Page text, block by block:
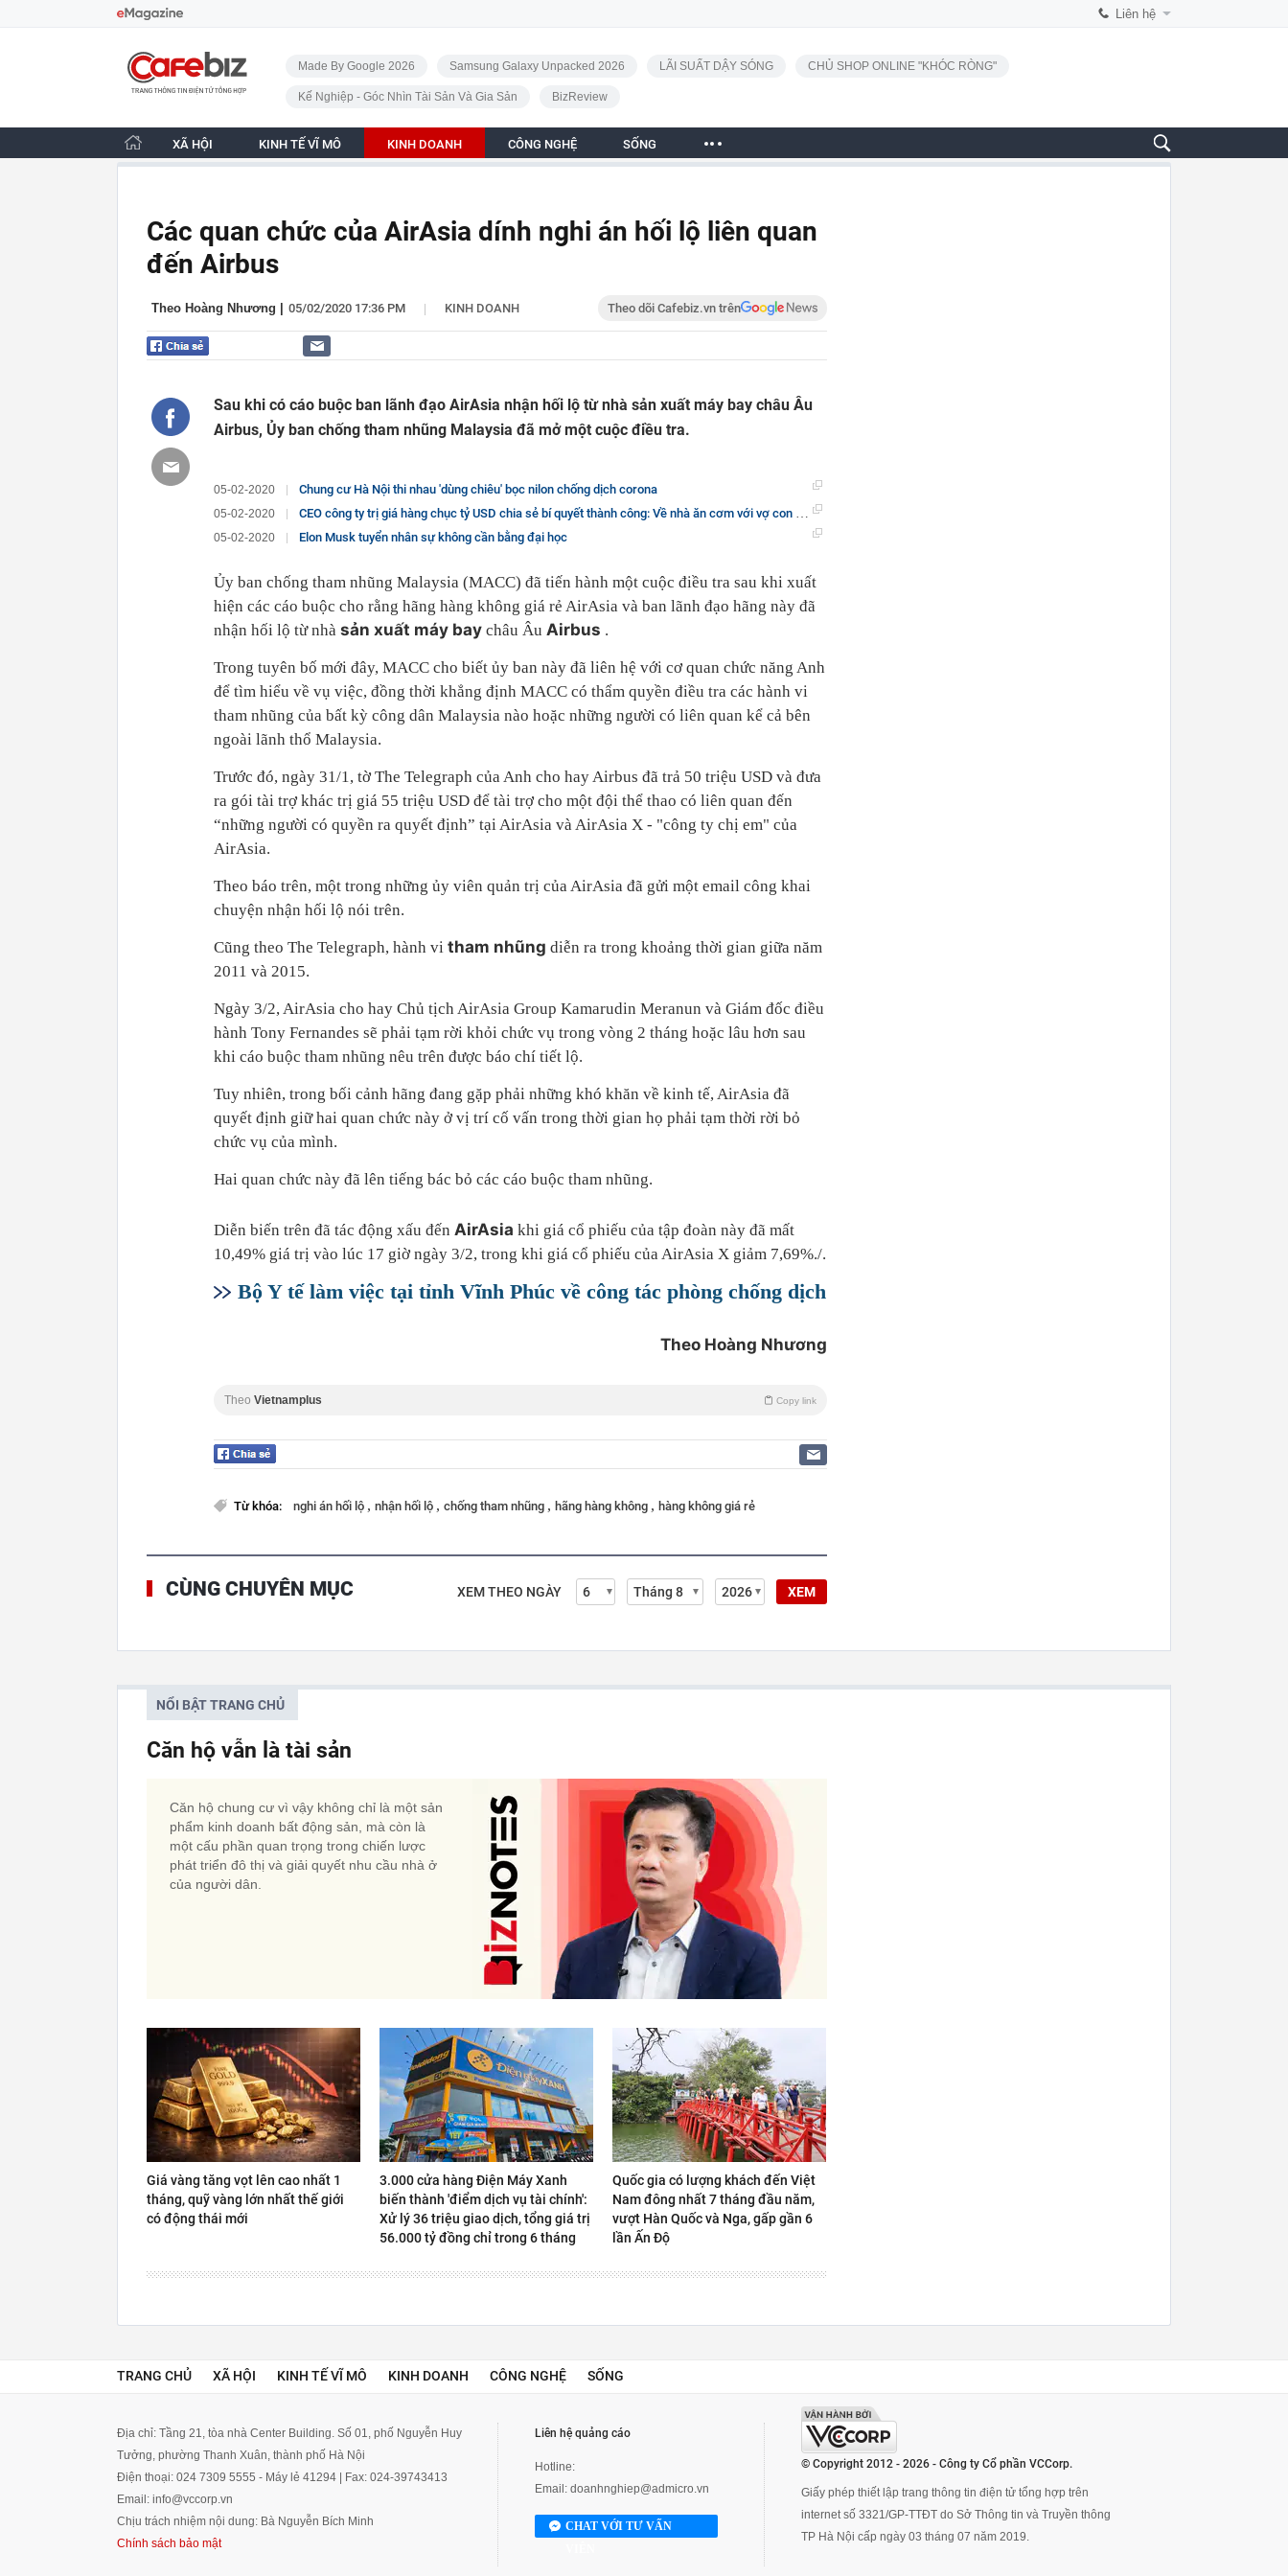
Liên hệ
CafeBiz - Trang chủ
Made By Google 2026 Samsung Galaxy Unpacked 2026 LÃI SUẤT DẬY SÓNG CHỦ SHOP ONLINE "KHÓC RÒNG"
Kế Nghiệp - Góc Nhìn Tài Sản Và Gia Sản BizReview
XÃ HỘI KINH TẾ VĨ MÔ KINH DOANH CÔNG NGHỆ SỐNG
Các quan chức của AirAsia dính nghi án hối lộ liên quan
đến Airbus
Theo Hoàng Nhương 05/02/2020 17:36 PM | KINH DOANH Theo dõi Cafebiz.vn trên
Sau khi có cáo buộc ban lãnh đạo AirAsia nhận hối lộ từ nhà sản xuất máy bay châu Âu
Airbus, Ủy ban chống tham nhũng Malaysia đã mở một cuộc điều tra.
05-02-2020 Chung cư Hà Nội thi nhau 'dùng chiêu' bọc nilon chống dịch corona
05-02-2020 CEO công ty trị giá hàng chục tỷ USD chia sẻ bí quyết thành công: Về nhà ăn cơm với vợ con mỗi tối!
05-02-2020 Elon Musk tuyển nhân sự không cần bằng đại học
Ủy ban chống tham nhũng Malaysia (MACC) đã tiến hành một cuộc điều tra sau khi xuất
hiện các cáo buộc cho rằng hãng hàng không giá rẻ AirAsia và ban lãnh đạo hãng này đã
nhận hối lộ từ nhà sản xuất máy bay châu Âu Airbus .
Trong tuyên bố mới đây, MACC cho biết ủy ban này đã liên hệ với cơ quan chức năng Anh
để tìm hiểu về vụ việc, đồng thời khẳng định MACC có thẩm quyền điều tra các hành vi
tham nhũng của bất kỳ công dân Malaysia nào hoặc những người có liên quan kể cả bên
ngoài lãnh thổ Malaysia.
Trước đó, ngày 31/1, tờ The Telegraph của Anh cho hay Airbus đã trả 50 triệu USD và đưa
ra gói tài trợ khác trị giá 55 triệu USD để tài trợ cho một đội thể thao có liên quan đến
“những người có quyền ra quyết định” tại AirAsia và AirAsia X - "công ty chị em" của
AirAsia.
Theo báo trên, một trong những ủy viên quản trị của AirAsia đã gửi một email công khai
chuyện nhận hối lộ nói trên.
Cũng theo The Telegraph, hành vi tham nhũng diễn ra trong khoảng thời gian giữa năm
2011 và 2015.
Ngày 3/2, AirAsia cho hay Chủ tịch AirAsia Group Kamarudin Meranun và Giám đốc điều
hành Tony Fernandes sẽ phải tạm rời khỏi chức vụ trong vòng 2 tháng hoặc lâu hơn sau
khi cáo buộc tham nhũng nêu trên được báo chí tiết lộ.
Tuy nhiên, trong bối cảnh hãng đang gặp phải những khó khăn về kinh tế, AirAsia đã
quyết định giữ hai quan chức này ở vị trí cố vấn trong thời gian họ phải tạm thời rời bỏ
chức vụ của mình.
Hai quan chức này đã lên tiếng bác bỏ các cáo buộc tham nhũng.
Diễn biến trên đã tác động xấu đến AirAsia khi giá cổ phiếu của tập đoàn này đã mất
10,49% giá trị vào lúc 17 giờ ngày 3/2, trong khi giá cổ phiếu của AirAsia X giảm 7,69%./.
Bộ Y tế làm việc tại tỉnh Vĩnh Phúc về công tác phòng chống dịch
Theo Hoàng Nhương
Theo Vietnamplus Copy link
Từ khóa: nghi án hối lộ , nhận hối lộ , chống tham nhũng , hãng hàng không , hàng không giá rẻ
CÙNG CHUYÊN MỤC XEM THEO NGÀY XEM
NỔI BẬT TRANG CHỦ
Căn hộ vẫn là tài sản
Căn hộ chung cư vì vậy không chỉ là một sản
phẩm kinh doanh bất động sản, mà còn là
một cấu phần quan trọng trong chiến lược
phát triển đô thị và giải quyết nhu cầu nhà ở
của người dân.
Giá vàng tăng vọt lên cao nhất 1
tháng, quỹ vàng lớn nhất thế giới
có động thái mới
3.000 cửa hàng Điện Máy Xanh
biến thành 'điểm dịch vụ tài chính':
Xử lý 36 triệu giao dịch, tổng giá trị
56.000 tỷ đồng chỉ trong 6 tháng
Quốc gia có lượng khách đến Việt
Nam đông nhất 7 tháng đầu năm,
vượt Hàn Quốc và Nga, gấp gần 6
lần Ấn Độ
TRANG CHỦ XÃ HỘI KINH TẾ VĨ MÔ KINH DOANH CÔNG NGHỆ SỐNG
Địa chỉ: Tầng 21, tòa nhà Center Building. Số 01, phố Nguyễn Huy
Tưởng, phường Thanh Xuân, thành phố Hà Nội
Điện thoại: 024 7309 5555 - Máy lẻ 41294 | Fax: 024-39743413
Email: info@vccorp.vn
Chịu trách nhiệm nội dung: Bà Nguyễn Bích Minh
Chính sách bảo mật
Liên hệ quảng cáo
Hotline:
Email: doanhnghiep@admicro.vn
CHAT VỚI TƯ VẤN
© Copyright 2012 - 2026 - Công ty Cổ phần VCCorp.
Giấy phép thiết lập trang thông tin điện tử tổng hợp trên
internet số 3321/GP-TTĐT do Sở Thông tin và Truyền thông
TP Hà Nội cấp ngày 03 tháng 07 năm 2019.